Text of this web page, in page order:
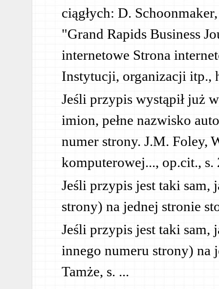
ciągłych: D.
"Grand Rapids Business
internetowe Strona
Instytucji, organizacji itp.,
Jeśli przypis wystąpił już
imion, pełne nazwisko
numer strony. J.M. Foley,
komputerowej..., op.cit., s.
Jeśli przypis jest taki sam,
strony) na jednej stronie
Jeśli przypis jest taki sam,
innego numeru strony) na
Tamże, s. ...